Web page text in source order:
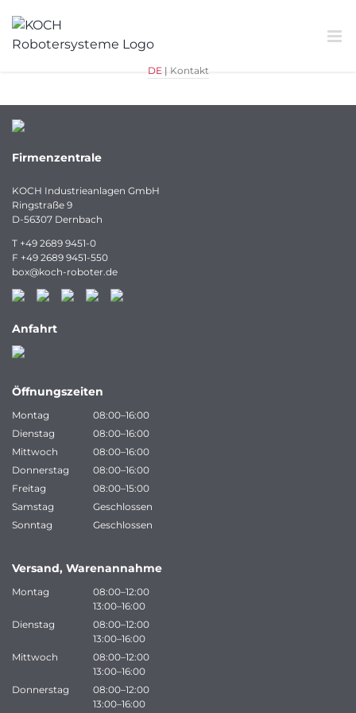
Inhalt
springen
DE| Kontakt
Firmenzentrale
KOCH Industrieanlagen GmbH
Ringstraße 9
D-56307 Dernbach
T +49 2689 9451-0
F +49 2689 9451-550
box@koch-roboter.de
Anfahrt
Öffnungszeiten
Montag
08:00–16:00
Dienstag
08:00–16:00
Mittwoch
08:00–16:00
Donnerstag
08:00–16:00
Freitag
08:00–15:00
Samstag
Geschlossen
Sonntag
Geschlossen
Versand, Warenannahme
Montag
08:00–12:00
13:00–16:00
Dienstag
08:00–12:00
13:00–16:00
Mittwoch
08:00–12:00
13:00–16:00
Donnerstag
08:00–12:00
13:00–16:00